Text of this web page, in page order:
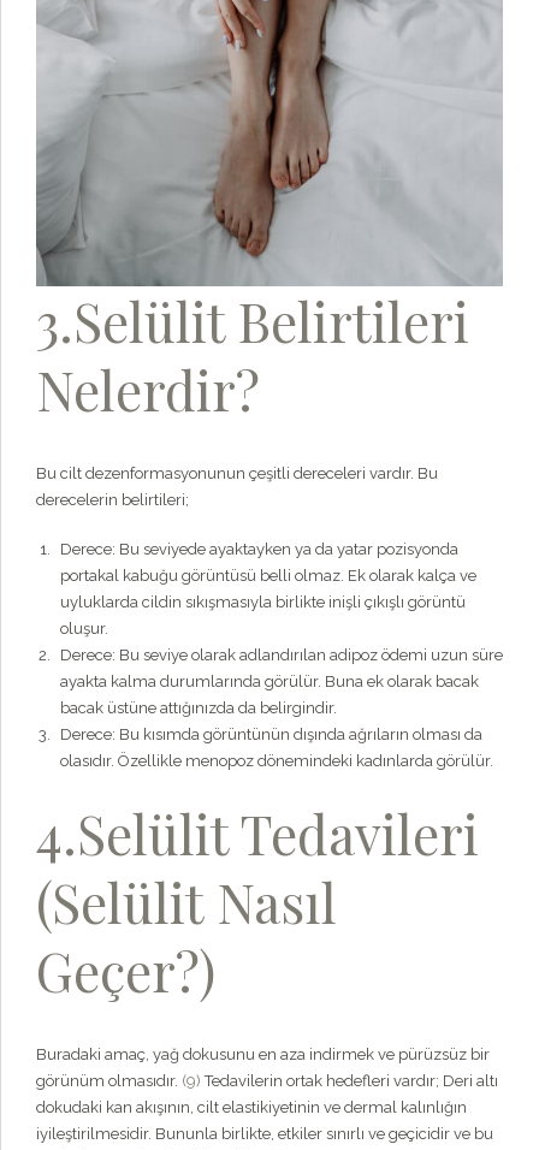
3.Selülit Belirtileri
Nelerdir?
Bu cilt dezenformasyonunun çeşitli dereceleri vardır. Bu
derecelerin belirtileri;
Derece: Bu seviyede ayaktayken ya da yatar pozisyonda
portakal kabuğu görüntüsü belli olmaz. Ek olarak kalça ve
uyluklarda cildin sıkışmasıyla birlikte inişli çıkışlı görüntü
oluşur.
Derece: Bu seviye olarak adlandırılan adipoz ödemi uzun süre
ayakta kalma durumlarında görülür. Buna ek olarak bacak
bacak üstüne attığınızda da belirgindir.
Derece: Bu kısımda görüntünün dışında ağrıların olması da
olasıdır. Özellikle menopoz dönemindeki kadınlarda görülür.
4.Selülit Tedavileri
(Selülit Nasıl
Geçer?)
Buradaki amaç, yağ dokusunu en aza indirmek ve pürüzsüz bir
görünüm olmasıdır. (9)Tedavilerin ortak hedefleri vardır; Deri altı
dokudaki kan akışının, cilt elastikiyetinin ve dermal kalınlığın
iyileştirilmesidir. Bununla birlikte, etkiler sınırlı ve geçicidir ve bu